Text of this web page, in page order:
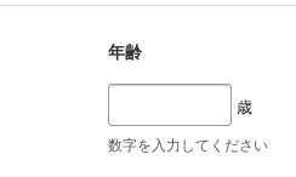
年齢
歳
数字を入力してください